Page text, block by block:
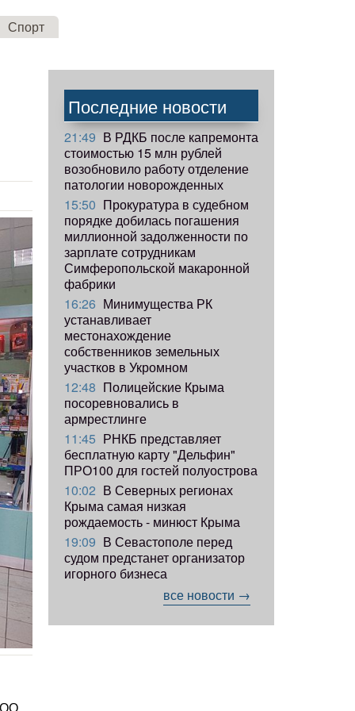
Спорт
Последние новости
21:49 В РДКБ после капремонта
стоимостью 15 млн рублей
возобновило работу отделение
патологии новорожденных
15:50 Прокуратура в судебном
порядке добилась погашения
миллионной задолженности по
зарплате сотрудникам
Симферопольской макаронной
фабрики
16:26 Минимущества РК
устанавливает
местонахождение
собственников земельных
участков в Укромном
12:48 Полицейские Крыма
посоревновались в
армрестлинге
11:45 РНКБ представляет
бесплатную карту "Дельфин"
ПРО100 для гостей полуострова
10:02 В Северных регионах
Крыма самая низкая
рождаемость - минюст Крыма
19:09 В Севастополе перед
судом предстанет организатор
игорного бизнеса
все новости →